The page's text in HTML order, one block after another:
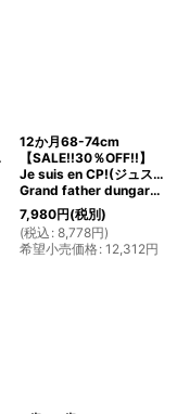
12か月68-74cm
【SALE!!30％OFF!!】
Je suis en CP!(ジュスィザンセーペー)
Grand father dungareeボーイズオーバーオール(ブラウン)
7,980円(税別)
(税込 : 8,778円)
希望小売価格: 12,312円